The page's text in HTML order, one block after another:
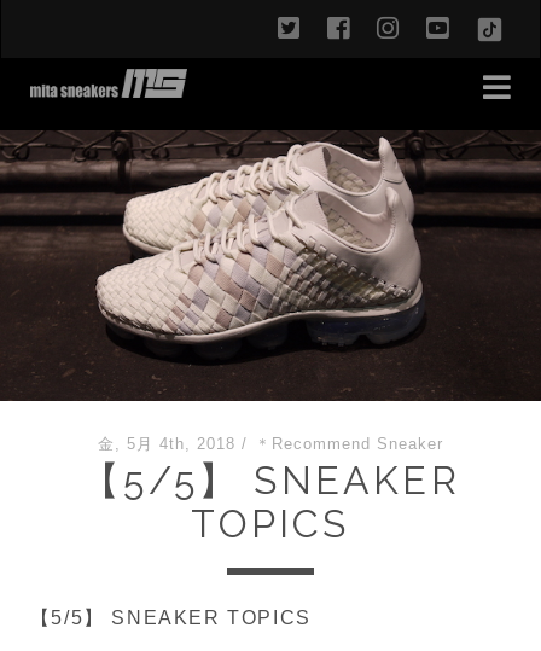
twitterfacebookinstagram
金, 5月 4th, 2018 / ＊Recommend Sneaker
【5/5】 SNEAKER
TOPICS
【5/5】 SNEAKER TOPICS